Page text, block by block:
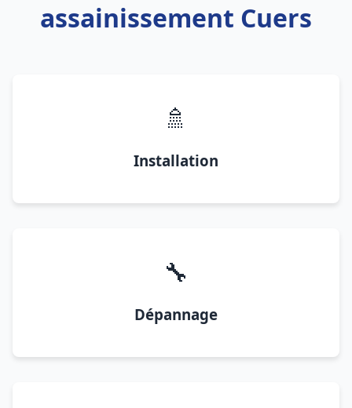
assainissement Cuers
🚿
Installation
🔧
Dépannage